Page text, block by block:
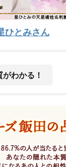
ひとみさん
わかる！